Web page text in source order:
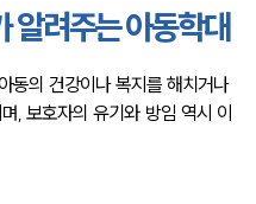
알려주는 아동학대
동의 건강이나 복지를 해치거나
, 보호자의 유기와 방임 역시 이